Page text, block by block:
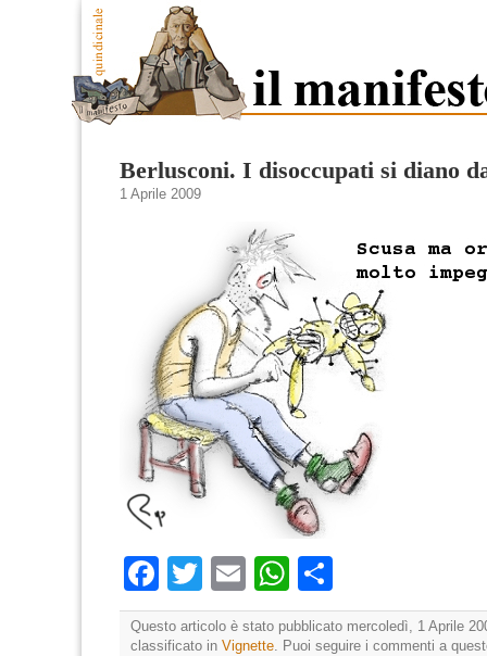
Berlusconi. I disoccupati si diano
1 Aprile 2009
Facebook
TwitterEmailWhatsApp
Questo articolo è stato pubblicato mercoledì, 1 Aprile
classificato in Vignette. Puoi seguire i commenti a